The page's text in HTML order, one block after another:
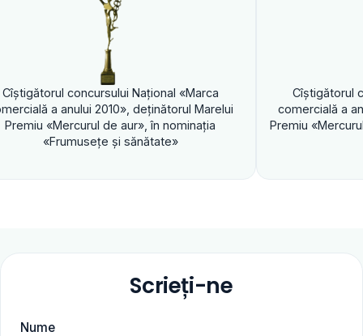
Naţional «Marca
2010», deţinătorul Marelui
de aur», în nominaţia
şi sănătate»
Cîştigătorul concursului
comercială a anului 2010»,
Premiu «Mercurul de aur», în
Scrieți-ne
Nume